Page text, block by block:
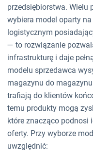
przedsiębiorstwa. Wielu
wybiera model oparty
logistycznym
— to rozwiązanie
infrastrukturę i daje
modelu sprzedawca
magazynu do
trafiają do klientów
temu produkty mogą
które znacząco podnosi
oferty. Przy wyborze
uwzględnić: